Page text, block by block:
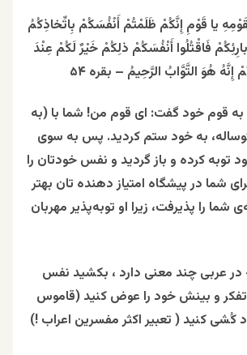
يا قَوْمِ إِنَّكُمْ ظَلَمْتُمْ أَنْفُسَكُمْ بِاتِّخاذِكُمُ
بارِئِكُمْ فَاقْتُلُوا أَنْفُسَكُمْ ذلِكُمْ خَيْرٌ لَكُمْ عِنْدَ
هُوَ التَّوَّابُ الرَّحِيمُ – بقره ۵۴
قوم خود گفت: اى قوم من! شما با (به
به خود ستم كرديد. پس به سوى
توبه كرده و باز گرديد و نفس خودتان را
شما در پيشگاه امتیاز دهنده تان بهتر
را پذيرفت، زيرا او توبه‌پذير مهربان
در عربی چند معنی دارد ، بکشید نفس
تفکر و بینش خود را عوض کنید (قاموس
کُشی کنید ( تعبیر اکثر مفسرین اعراب !)